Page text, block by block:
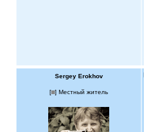
Sergey Erokhov
[ ] Местный житель